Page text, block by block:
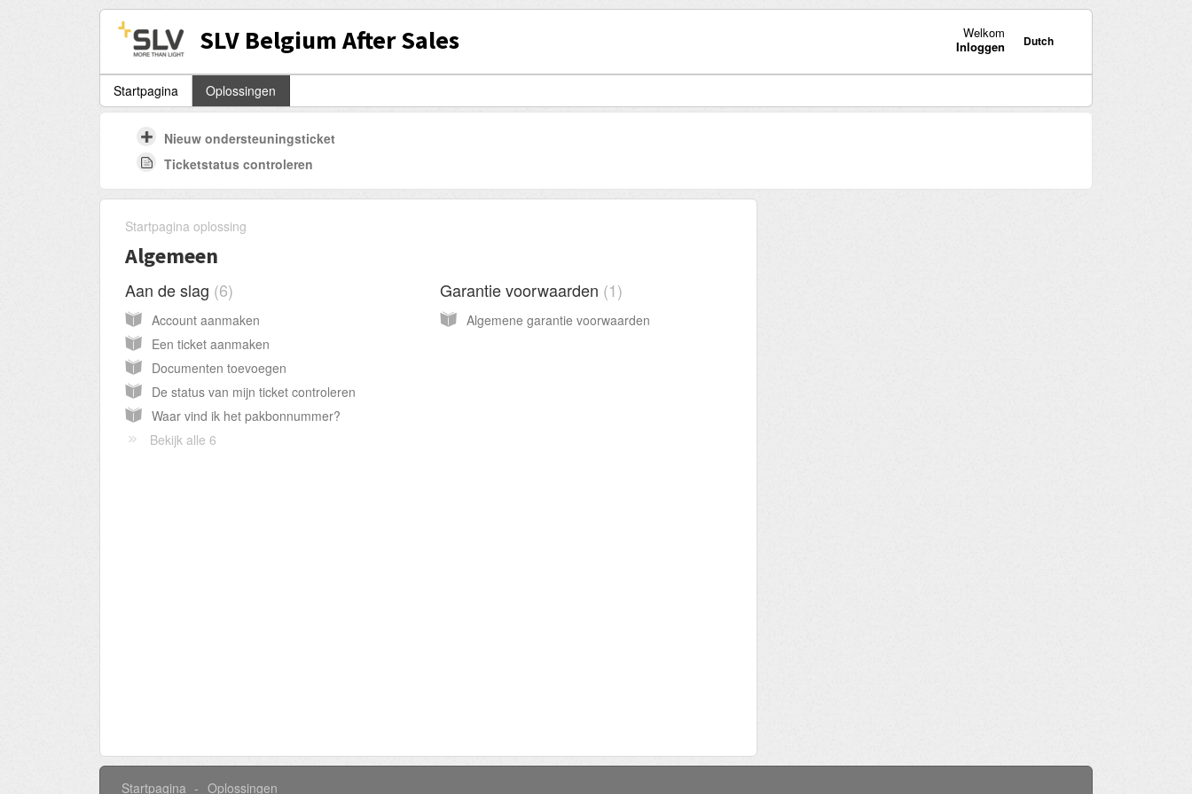
SLV Belgium After Sales Dutch
Welkom
Inloggen
Startpagina Oplossingen
Nieuw ondersteuningsticket
Ticketstatus controleren
Startpagina oplossing
Algemeen
Aan de slag 6
Account aanmaken
Een ticket aanmaken
Documenten toevoegen
De status van mijn ticket controleren
Waar vind ik het pakbonnummer?
Bekijk alle 6
Garantie voorwaarden 1
Algemene garantie voorwaarden
Startpagina Oplossingen